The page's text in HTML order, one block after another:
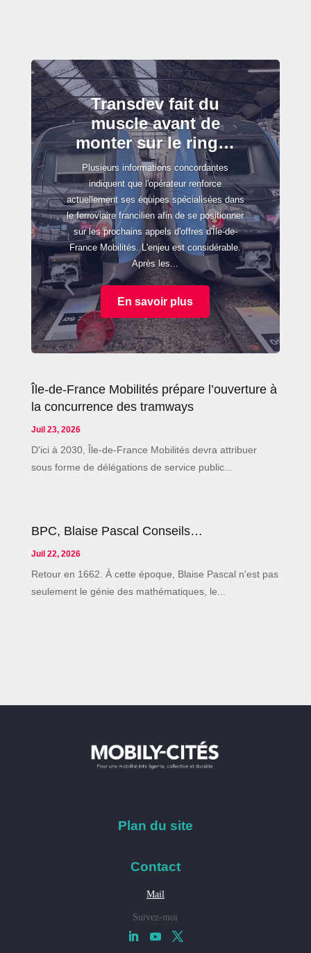
Transdev fait du
muscle avant de
monter sur le ring…
Plusieurs informations concordantes
indiquent que l'opérateur renforce
actuellement ses équipes spécialisées dans
le ferroviaire francilien afin de se positionner
sur les prochains appels d'offres d'Île-de-
France Mobilités. L'enjeu est considérable.
Après les...
En savoir plus
Île-de-France Mobilités prépare l’ouverture à
la concurrence des tramways
Juil 23, 2026
D'ici à 2030, Île-de-France Mobilités devra attribuer
sous forme de délégations de service public...
BPC, Blaise Pascal Conseils…
Juil 22, 2026
Retour en 1662. À cette époque, Blaise Pascal n'est pas
seulement le génie des mathématiques, le...
Plan du site
Contact
Mail
Suivez-moi